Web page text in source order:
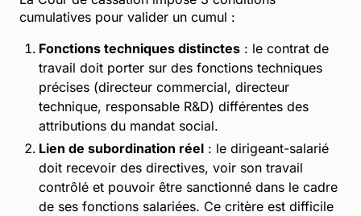
cumulatives pour valider un cumul :
Fonctions techniques distinctes : le contrat de
travail doit porter sur des fonctions techniques
précises (directeur commercial, directeur
technique, responsable R&D) différentes des
attributions du mandat social.
Lien de subordination réel : le dirigeant-salarié
doit recevoir des directives, voir son travail
contrôlé et pouvoir être sanctionné dans le cadre
de ses fonctions salariées. Ce critère est difficile